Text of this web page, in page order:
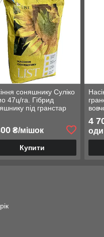
соняшнику Суліко
47ц/га. Гібрид
під гранстар
₴/мішок
Купити
4